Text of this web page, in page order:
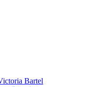
Bartel